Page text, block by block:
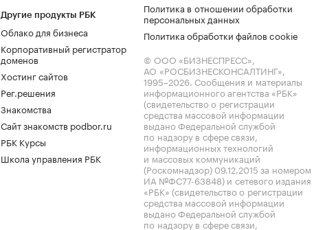
Другие продукты РБК
Облако для бизнеса
Корпоративный регистратор
доменов
Хостинг сайтов
Рег.решения
Знакомства
Сайт знакомств podbor.ru
РБК Курсы
Школа управления РБК
Политика в отношении обработки
персональных данных
Политика обработки файлов cookie
© ООО «БИЗНЕСПРЕСС»,
АО «РОСБИЗНЕСКОНСАЛТИНГ»,
1995–2026. Сообщения и материалы
информационного агентства «РБК»
(свидетельство о регистрации
средства массовой информации
выдано Федеральной службой
по надзору в сфере связи,
информационных технологий
и массовых коммуникаций
(Роскомнадзор) 09.12.2015 за номером
ИА №ФС77-63848) и сетевого издания
«РБК» (свидетельство о регистрации
средства массовой информации
выдано Федеральной службой
по надзору в сфере связи,